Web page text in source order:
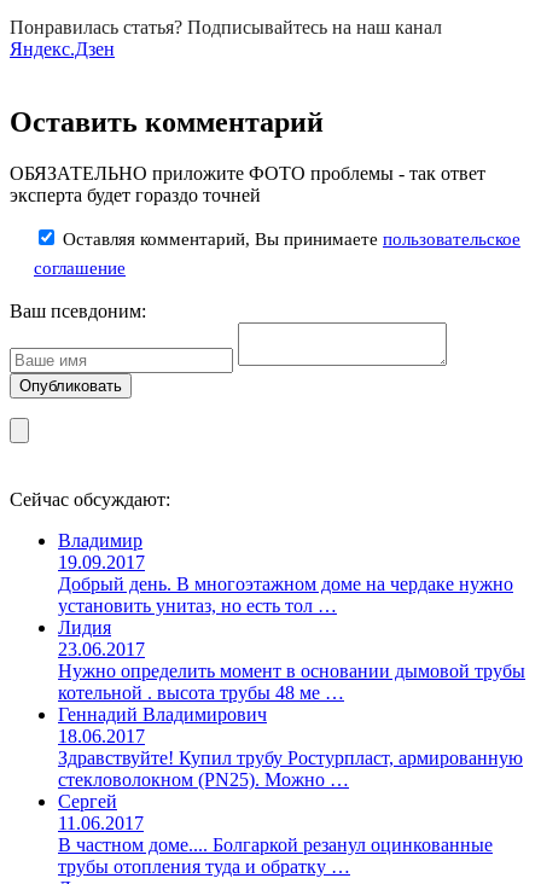
Понравилась статья? Подписывайтесь на наш канал
Яндекс.Дзен
Оставить комментарий
ОБЯЗАТЕЛЬНО приложите ФОТО проблемы - так ответ
эксперта будет гораздо точней
Оставляя комментарий, Вы принимаете пользовательское
соглашение
Ваш псевдоним:
Сейчас обсуждают:
Владимир
19.09.2017
Добрый день. В многоэтажном доме на чердаке нужно
установить унитаз, но есть тол …
Лидия
23.06.2017
Нужно определить момент в основании дымовой трубы
котельной . высота трубы 48 ме …
Геннадий Владимирович
18.06.2017
Здравствуйте! Купил трубу Ростурпласт, армированную
стекловолокном (PN25). Можно …
Сергей
11.06.2017
В частном доме.... Болгаркой резанул оцинкованные
трубы отопления туда и обратку …